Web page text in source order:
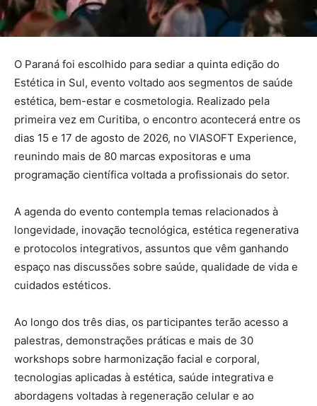
O Paraná foi escolhido para sediar a quinta edição do
Estética in Sul, evento voltado aos segmentos de saúde
estética, bem-estar e cosmetologia. Realizado pela
primeira vez em Curitiba, o encontro acontecerá entre os
dias 15 e 17 de agosto de 2026, no VIASOFT Experience,
reunindo mais de 80 marcas expositoras e uma
programação científica voltada a profissionais do setor.
A agenda do evento contempla temas relacionados à
longevidade, inovação tecnológica, estética regenerativa
e protocolos integrativos, assuntos que vêm ganhando
espaço nas discussões sobre saúde, qualidade de vida e
cuidados estéticos.
Ao longo dos três dias, os participantes terão acesso a
palestras, demonstrações práticas e mais de 30
workshops sobre harmonização facial e corporal,
tecnologias aplicadas à estética, saúde integrativa e
abordagens voltadas à regeneração celular e ao